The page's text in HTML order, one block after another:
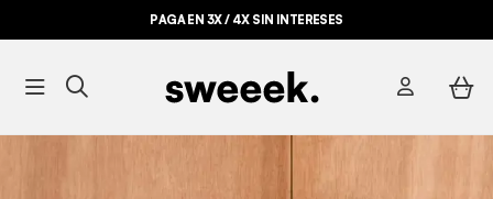
PAGA EN 3X / 4X SIN INTERESES